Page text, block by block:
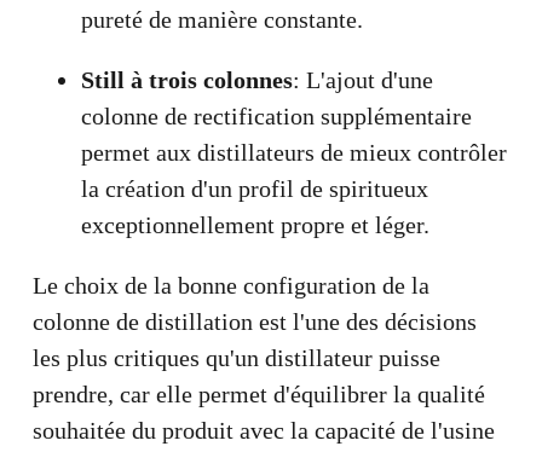
pureté de manière constante.
Still à trois colonnes: L'ajout d'une
colonne de rectification supplémentaire
permet aux distillateurs de mieux contrôler
la création d'un profil de spiritueux
exceptionnellement propre et léger.
Le choix de la bonne configuration de la
colonne de distillation est l'une des décisions
les plus critiques qu'un distillateur puisse
prendre, car elle permet d'équilibrer la qualité
souhaitée du produit avec la capacité de l'usine